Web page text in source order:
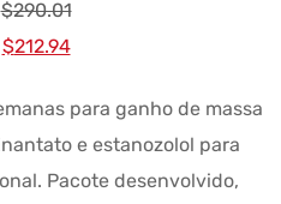
$290.01
Preço
era:
$290.01.
$212.94Preço
$212.94.
para ganho de massa
e estanozolol para
Pacote desenvolvido,